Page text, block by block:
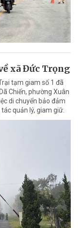
xã Đức Trọng
tạm giam số 1 đã
Chiến, phường Xuân
di chuyển bảo đảm
quản lý, giam giữ.